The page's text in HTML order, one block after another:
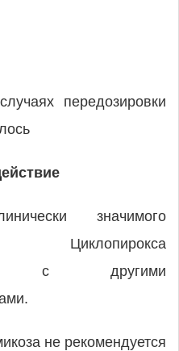
передозировки
значимого
Циклопирокса
с другими
не рекомендуется